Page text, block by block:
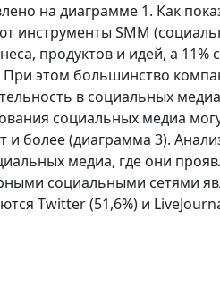
на диаграмме 1. Как
инструменты SMM
продуктов и идей, а 11%
При этом большинство
в социальных
социальных медиа
более (диаграмма 3).
медиа, где они
социальными сетями
Twitter (51,6%) и